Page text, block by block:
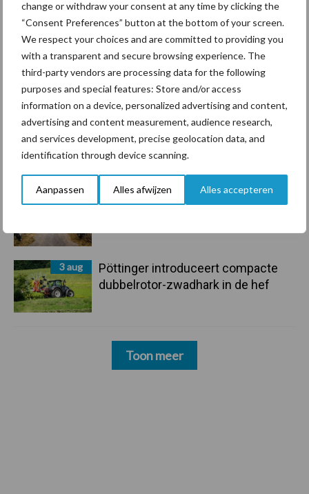
change or withdraw your consent at any time by clicking the
“Consent Preferences” button at the bottom of your screen.
We respect your choices and are committed to providing you
with a transparent and secure browsing experience. The
third-party vendors are processing data for the following
purposes and special features: Store and/or access
information on a device, personalized advertising and content,
advertising and content measurement, audience research,
and services development, precise geolocation data, and
identification through device scanning.
Aanpassen Alles afwijzen Alles accepteren
marktaandeel groeien in krimpende
Nederlandse markt
Tien praktische tips voor een
langere levensduur
5 aug
“Vraag naar praktische
hygieneoplossingen is in Polen
5 aug
Drie Franse bedrijven over de grens
3 aug
Pöttinger introduceert compacte
dubbelrotor-zwadhark in de hef
Toon meer